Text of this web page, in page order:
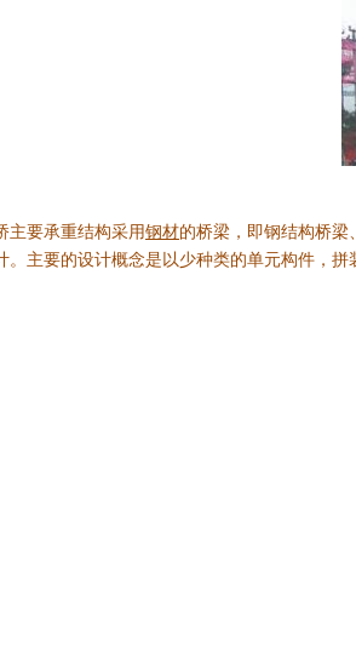
主要承重结构采用钢材的桥梁，即钢结构桥梁
。主要的设计概念是以少种类的单元构件，